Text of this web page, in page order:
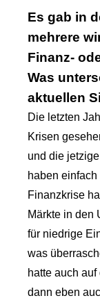
Es gab in
mehrere
Finanz-
Was
aktuellen
Die letzten
Krisen
und die
haben
Finanzkrise
Märkte in den
für niedrige
was
hatte auch
dann eben